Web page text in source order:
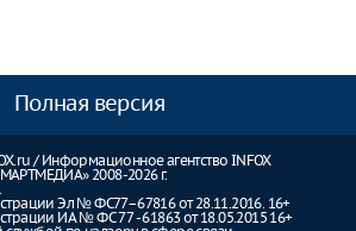
Полная версия
/ Информационное агентство INFOX
2008-2026 г.
Эл № ФС77–67816 от 28.11.2016. 16+
ИА № ФС 77 - 61863 от 18.05.2015 16+